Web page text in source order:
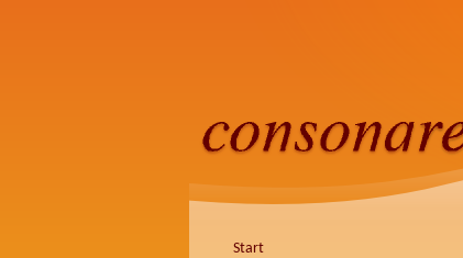
überspringen
Start